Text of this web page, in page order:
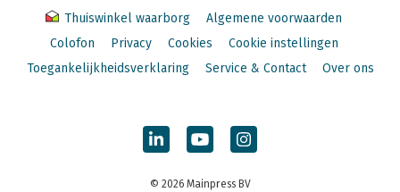
Thuiswinkel waarborg
Algemene voorwaarden
Colofon
Privacy Cookies
Cookie instellingen
Toegankelijkheidsverklaring
Service & Contact Over ons
© 2026 Mainpress BV